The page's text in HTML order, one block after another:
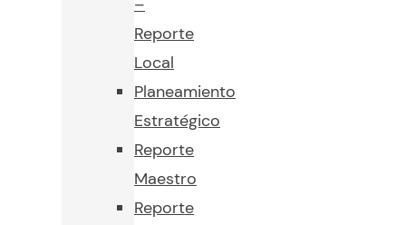
–
Reporte
Local
Planeamiento
Estratégico
Reporte
Maestro
Reporte